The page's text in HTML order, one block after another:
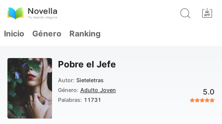
Inicio Género Ranking
Pobre el Jefe
Autor: Sieteletras
Género: Adulto Joven
Palabras: 11731
5.0